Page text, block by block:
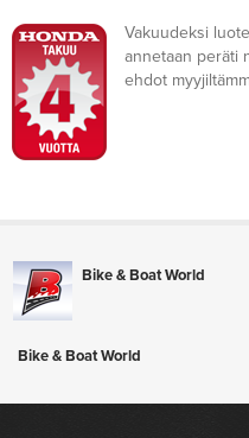
Vakuudeksi
annetaan peräti
ehdot
Bike & Boat World
Bike & Boat World